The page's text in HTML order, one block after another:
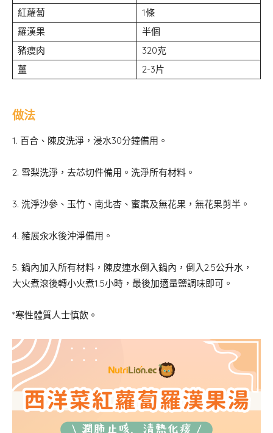
紅蘿蔔
1條
羅漢果
半個
豬瘦肉
320克
薑
2-3片
做法
1. 百合、陳皮洗淨，浸水30分鐘備用。
2. 雪梨洗淨，去芯切件備用。洗淨所有材料。
3. 洗淨沙參、玉竹、南北杏、蜜棗及無花果，無花果剪半。
4. ⁠豬展汆水後沖淨備用。
5. 鍋內加入所有材料，陳皮連水倒入鍋內，倒入2.5公升水，
大火煮滾後轉小火煮1.5小時，最後加適量鹽調味即可。
*寒性體質人士慎飲。